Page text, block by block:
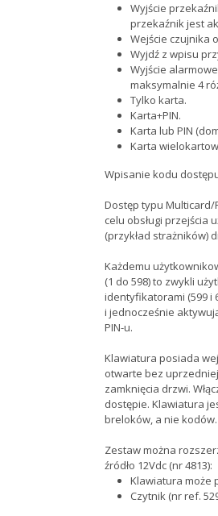
Wyjście
przekaźnik jest
Wejście czujnika
Wyjdź z wpisu
Wyjście
maksymalnie 4
Tylko karta.
Karta+PIN.
Karta lub PIN
Karta
Wpisanie kodu
Dostęp typu
celu obsługi przejścia
(przykład strażników)
Każdemu
(1 do 598) to zwykli
identyfikatorami (599 i
i jednocześnie
PIN-u.
Klawiatura posiada
otwarte bez
zamknięcia drzwi.
dostępie. Klawiatura
breloków, a nie
Zestaw można
źródło 12Vdc (nr 4813):
Klawiatura może
Czytnik (nr ref.